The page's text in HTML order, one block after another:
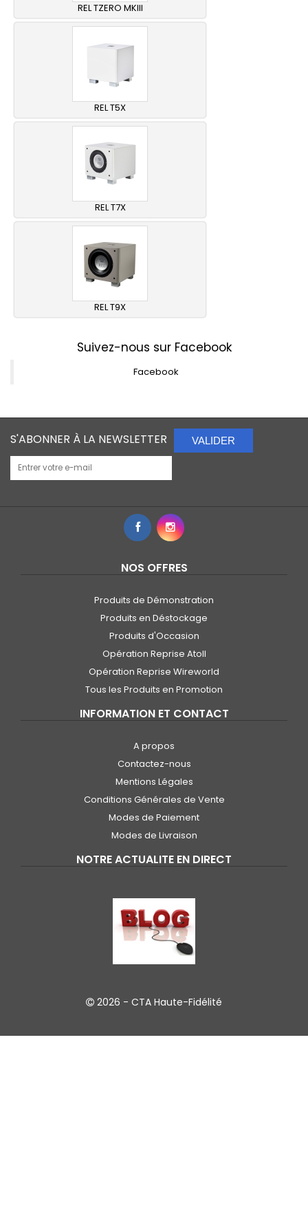
REL TZERO MKIII
REL T5X
REL T7X
REL T9X
Suivez-nous sur Facebook
Facebook
S'ABONNER À LA NEWSLETTER VALIDER
NOS OFFRES
Produits de Démonstration
Produits en Déstockage
Produits d'Occasion
Opération Reprise Atoll
Opération Reprise Wireworld
Tous les Produits en Promotion
INFORMATION ET CONTACT
A propos
Contactez-nous
Mentions Légales
Conditions Générales de Vente
Modes de Paiement
Modes de Livraison
NOTRE ACTUALITE EN DIRECT
2026 - CTA Haute-Fidélité